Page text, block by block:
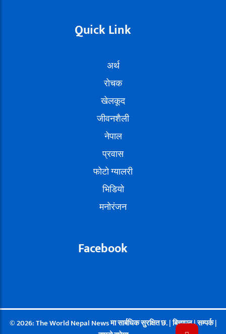
Quick Link
अर्थ
रोचक
खेलकूद
जीवनशैली
नेपाल
प्रवास
फोटो ग्यालरी
भिडियो
मनोरंजन
Facebook
© 2026: The World Nepal News मा सार्बधिक सुरक्षित छ. |बिज्ञापन|सम्पर्क|